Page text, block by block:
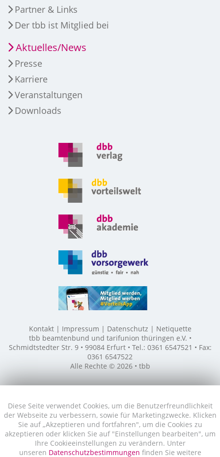
Diese Seite verwendet Cookies, um die Benutzerfreundlichkeit
der Webseite zu verbessern, sowie für Marketingzwecke. Klicken
Sie auf „Akzeptieren und fortfahren", um die Cookies zu
akzeptieren oder klicken Sie auf "Einstellungen bearbeiten", um
Ihre Cookieeinstellungen zu verändern. Unter
unseren Datenschutzbestimmungen finden Sie weitere
Partner & Links
Der tbb ist Mitglied bei
Aktuelles/News
Presse
Karriere
Veranstaltungen
Downloads
Kontakt Impressum Datenschutz
Netiquette
tbb beamtenbund und tarifunion thüringen e.V. •
Schmidtstedter Str. 9 • 99084 Erfurt • Tel.: 0361 6547521 • Fax:
0361 6547522
Alle Rechte © 2026 • tbb